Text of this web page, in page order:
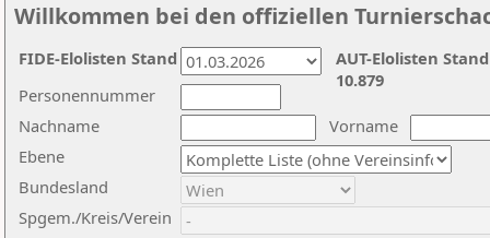
Willkommen bei den offiziellen
Nachname
Vorname
Ebene
Personennummer
Bundesland
Spgem./Kreis/Verein
AUT-Elolisten
10.879
FIDE-Elolisten Stand